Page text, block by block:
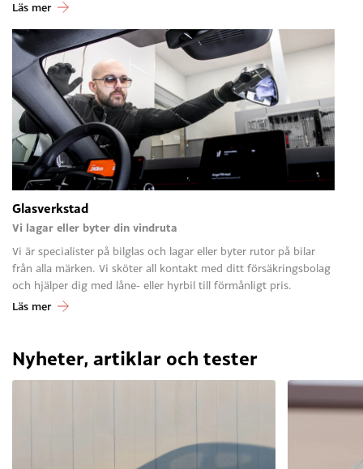
Läs mer
Glasverkstad
Vi lagar eller byter din vindruta
Vi är specialister på bilglas och lagar eller byter rutor på bilar
från alla märken. Vi sköter all kontakt med ditt försäkringsbolag
och hjälper dig med låne- eller hyrbil till förmånligt pris.
Läs mer
Nyheter, artiklar och tester